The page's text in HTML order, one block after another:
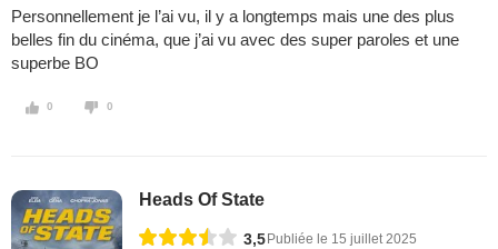
Personnellement je l’ai vu, il y a longtemps mais une des plus
belles fin du cinéma, que j’ai vu avec des super paroles et une
superbe BO
0 0
Heads Of State
3,5Publiée le 15 juillet 2025